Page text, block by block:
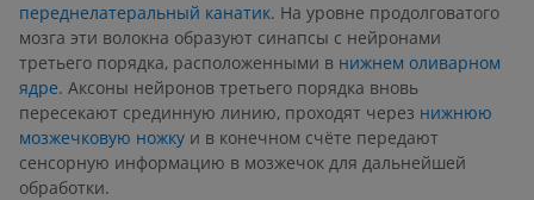
переднелатеральный канатик. На уровне продолговатого
мозга эти волокна образуют синапсы с нейронами
третьего порядка, расположенными в нижнем оливарном
ядре. Аксоны нейронов третьего порядка вновь
пересекают срединную линию, проходят через нижнюю
мозжечковую ножку и в конечном счёте передают
сенсорную информацию в мозжечок для дальнейшей
обработки.